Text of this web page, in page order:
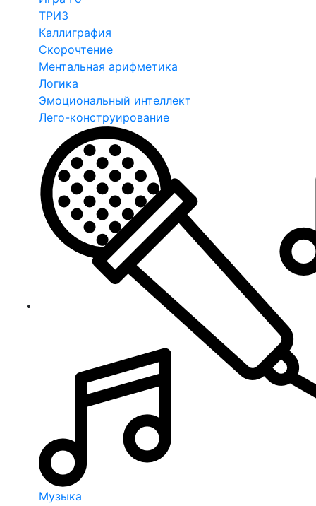
ТРИЗ
Каллиграфия
Скорочтение
Ментальная арифметика
Логика
Эмоциональный интеллект
Лего-конструирование
Музыка